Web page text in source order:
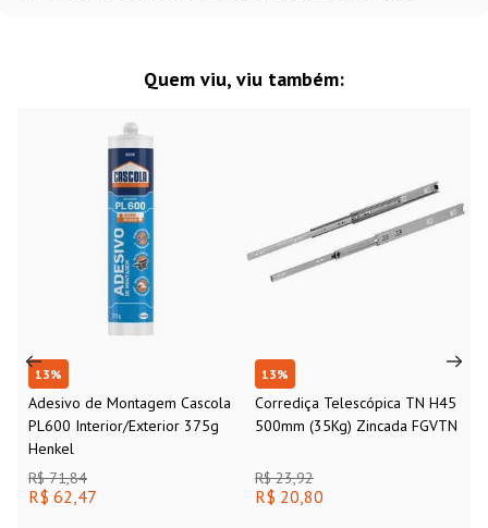
Quem viu, viu também:
13%
Adesivo de Montagem Cascola
PL600 Interior/Exterior 375g
Henkel
R$ 71,84
R$ 62,47
13%
Corrediça Telescópica TN H45
500mm (35Kg) Zincada FGVTN
R$ 23,92
R$ 20,80